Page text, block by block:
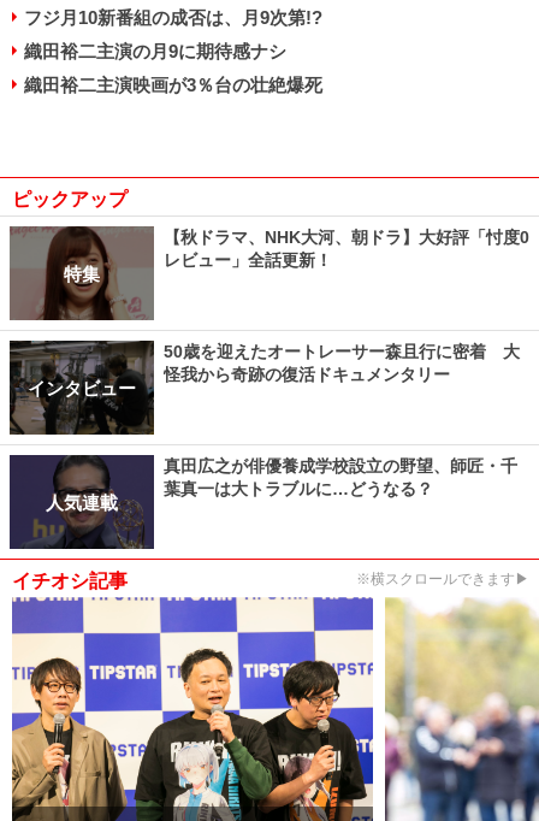
フジ月10新番組の成否は、月9次第!?
織田裕二主演の月9に期待感ナシ
織田裕二主演映画が3％台の壮絶爆死
ピックアップ
特集
【秋ドラマ、NHK大河、朝ドラ】大好評「忖度0
レビュー」全話更新！
インタビュー
50歳を迎えたオートレーサー森且行に密着 大
怪我から奇跡の復活ドキュメンタリー
人気連載
真田広之が俳優養成学校設立の野望、師匠・千
葉真一は大トラブルに…どうなる？
イチオシ記事 ※横スクロールできます▶